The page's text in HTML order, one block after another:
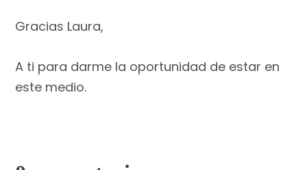
Gracias Laura,
A ti para darme la oportunidad de estar en
este medio.